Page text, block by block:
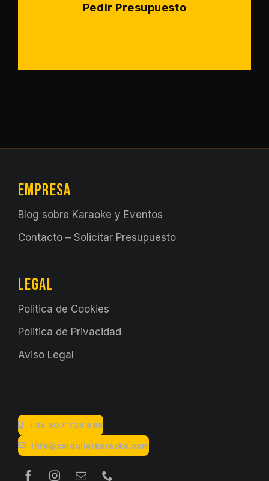
Pedir Presupuesto
EMPRESA
Blog sobre Karaoke y Eventos
Contacto – Solicitar Presupuesto
LEGAL
Politica de Cookies
Politica de Privacidad
Aviso Legal
+34 607 724 965
info@calquilerkaraoke.com